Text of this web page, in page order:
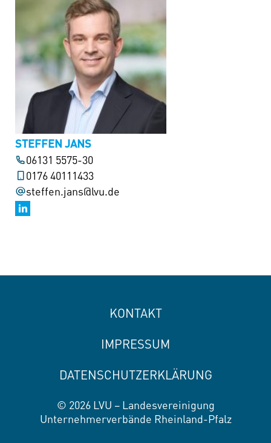
STEFFEN JANS
06131 5575-30
0176 40111433
steffen.jans@lvu.de
KONTAKT
IMPRESSUM
DATENSCHUTZERKLÄRUNG
© 2026 LVU – Landesvereinigung
Unternehmerverbände Rheinland-Pfalz